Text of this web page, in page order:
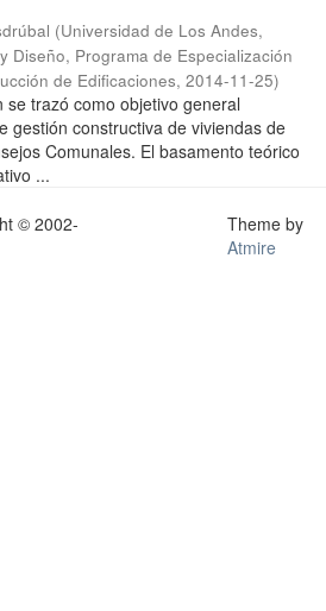
(Universidad de Los Andes,
Diseño, Programa de Especialización
de Edificaciones, 2014-11-25)
se trazó como objetivo general
gestión constructiva de viviendas de
Comunales. El basamento teórico
...
© 2002-
Theme by
Atmire